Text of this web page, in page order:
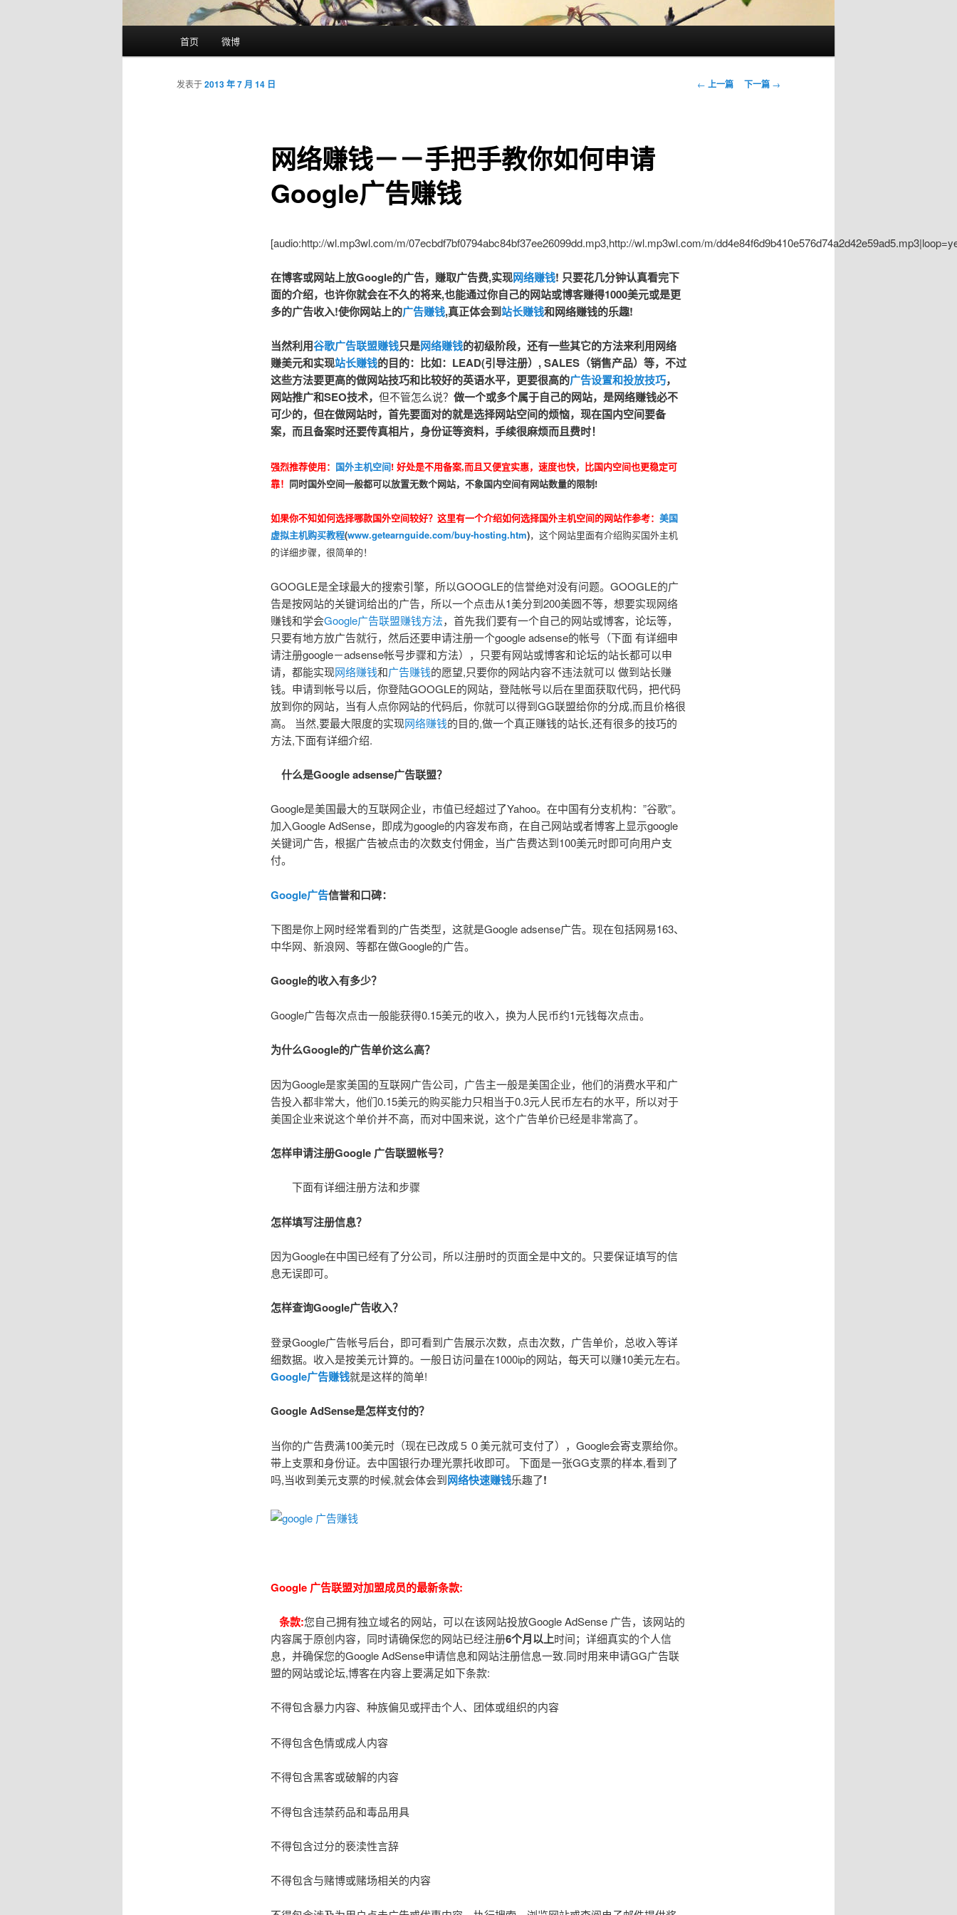
跳至主内容区域
跳至副内容区域
首页 微博
文章导航
← 上一篇 下一篇 →
网络赚钱－－手把手教你如何申请
Google广告赚钱
发表于2013 年 7 月 14 日
[audio:http://wl.mp3wl.com/m/07ecbdf7bf0794abc84bf37ee26099dd.mp3,http://wl.mp3wl.com/m/
在博客或网站上放Google的广告，赚取广告费,实现网络赚钱! 只要花几分钟认真看完下
面的介绍，也许你就会在不久的将来,也能通过你自己的网站或博客赚得1000美元或是更
多的广告收入!使你网站上的广告赚钱,真正体会到站长赚钱和网络赚钱的乐趣!
当然利用谷歌广告联盟赚钱只是网络赚钱的初级阶段，还有一些其它的方法来利用网络
赚美元和实现站长赚钱的目的：比如：LEAD(引导注册）, SALES（销售产品）等，不过
这些方法要更高的做网站技巧和比较好的英语水平，更要很高的广告设置和投放技巧，
网站推广和SEO技术， 但不管怎么说？ 做一个或多个属于自己的网站，是网络赚钱必不
可少的，但在做网站时，首先要面对的就是选择网站空间的烦恼，现在国内空间要备
案，而且备案时还要传真相片，身份证等资料，手续很麻烦而且费时！
强烈推荐使用： 国外主机空间! 好处是不用备案,而且又便宜实惠，速度也快，比国内空间也更稳定可
靠！ 同时国外空间一般都可以放置无数个网站，不象国内空间有网站数量的限制!
如果你不知如何选择哪款国外空间较好？这里有一个介绍如何选择国外主机空间的网站作参考： 美国
虚拟主机购买教程(www.getearnguide.com/buy-hosting.htm)，这个网站里面有介绍购买国外主机
的详细步骤，很简单的！
GOOGLE是全球最大的搜索引擎，所以GOOGLE的信誉绝对没有问题。GOOGLE的广
告是按网站的关键词给出的广告，所以一个点击从1美分到200美圆不等，想要实现网络
赚钱和学会Google广告联盟赚钱方法，首先我们要有一个自己的网站或博客，论坛等，
只要有地方放广告就行，然后还要申请注册一个google adsense的帐号（下面 有详细申
请注册google－adsense帐号步骤和方法），只要有网站或博客和论坛的站长都可以申
请，都能实现网络赚钱和广告赚钱的愿望,只要你的网站内容不违法就可以 做到站长赚
钱。申请到帐号以后，你登陆GOOGLE的网站，登陆帐号以后在里面获取代码，把代码
放到你的网站，当有人点你网站的代码后，你就可以得到GG联盟给你的分成,而且价格很
高。 当然,要最大限度的实现网络赚钱的目的,做一个真正赚钱的站长,还有很多的技巧的
方法,下面有详细介绍.
什么是Google adsense广告联盟？
Google是美国最大的互联网企业，市值已经超过了Yahoo。在中国有分支机构：”谷歌”。
加入Google AdSense，即成为google的内容发布商，在自己网站或者博客上显示google
关键词广告，根据广告被点击的次数支付佣金，当广告费达到100美元时即可向用户支
付。
Google广告信誉和口碑：
下图是你上网时经常看到的广告类型，这就是Google adsense广告。现在包括网易163、
中华网、新浪网、等都在做Google的广告。
Google的收入有多少？
Google广告每次点击一般能获得0.15美元的收入，换为人民币约1元钱每次点击。
为什么Google的广告单价这么高？
因为Google是家美国的互联网广告公司，广告主一般是美国企业，他们的消费水平和广
告投入都非常大，他们0.15美元的购买能力只相当于0.3元人民币左右的水平，所以对于
美国企业来说这个单价并不高，而对中国来说，这个广告单价已经是非常高了。
怎样申请注册Google 广告联盟帐号？
下面有详细注册方法和步骤
怎样填写注册信息？
因为Google在中国已经有了分公司，所以注册时的页面全是中文的。只要保证填写的信
息无误即可。
怎样查询Google广告收入？
登录Google广告帐号后台，即可看到广告展示次数，点击次数，广告单价，总收入等详
细数据。收入是按美元计算的。一般日访问量在1000ip的网站，每天可以赚10美元左右。
Google广告赚钱就是这样的简单!
Google AdSense是怎样支付的？
当你的广告费满100美元时（现在已改成５０美元就可支付了），Google会寄支票给你。
带上支票和身份证。去中国银行办理光票托收即可。 下面是一张GG支票的样本,看到了
吗,当收到美元支票的时候,就会体会到网络快速赚钱乐趣了!
Google 广告联盟对加盟成员的最新条款:
条款:您自己拥有独立域名的网站，可以在该网站投放Google AdSense 广告，该网站的
内容属于原创内容，同时请确保您的网站已经注册6个月以上时间；详细真实的个人信
息，并确保您的Google AdSense申请信息和网站注册信息一致.同时用来申请GG广告联
盟的网站或论坛,博客在内容上要满足如下条款:
不得包含暴力内容、种族偏见或抨击个人、团体或组织的内容
不得包含色情或成人内容
不得包含黑客或破解的内容
不得包含违禁药品和毒品用具
不得包含过分的亵渎性言辞
不得包含与赌博或赌场相关的内容